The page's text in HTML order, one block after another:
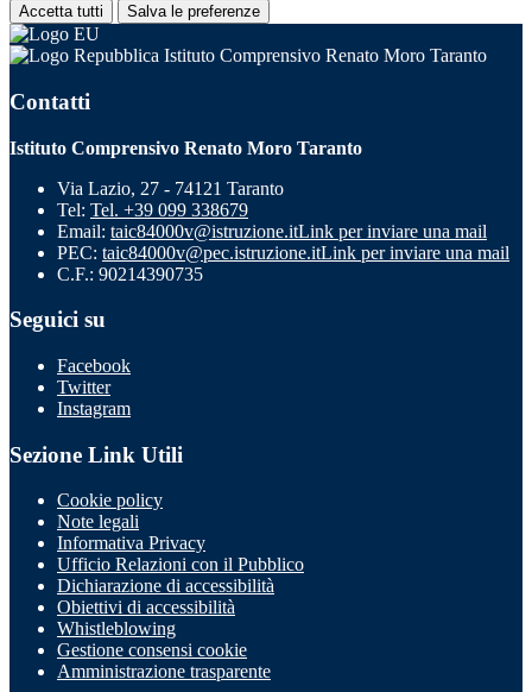
Accetta tutti Salva le preferenze
Istituto Comprensivo Renato Moro Taranto
Contatti
Istituto Comprensivo Renato Moro Taranto
Via Lazio, 27 - 74121 Taranto
Tel: Tel. +39 099 338679
Email: taic84000v@istruzione.itLink per inviare una mail
PEC: taic84000v@pec.istruzione.itLink per inviare una mail
C.F.: 90214390735
Seguici su
Facebook
Twitter
Instagram
Sezione Link Utili
Cookie policy
Note legali
Informativa Privacy
Ufficio Relazioni con il Pubblico
Dichiarazione di accessibilità
Obiettivi di accessibilità
Whistleblowing
Gestione consensi cookie
Amministrazione trasparente